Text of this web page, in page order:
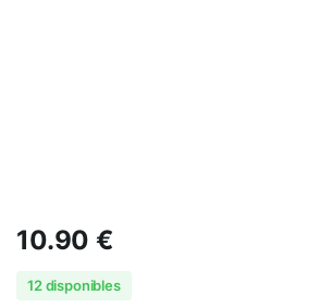
10.90€
12 disponibles